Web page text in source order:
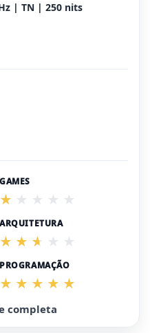
| TN | 250 nits
GAMES
ARQUITETURA
PROGRAMAÇÃO
completa